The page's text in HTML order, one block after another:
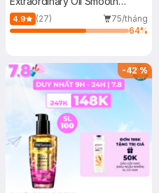
Conditioner
4.9 (27)
75/tháng
64%
-42%